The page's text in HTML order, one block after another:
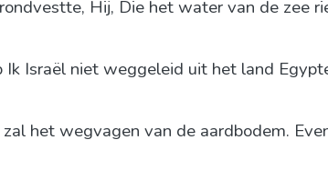
Hij, Die het water van de zee
Ik Israël niet weggeleid uit het land
het wegvagen van de aardbodem.